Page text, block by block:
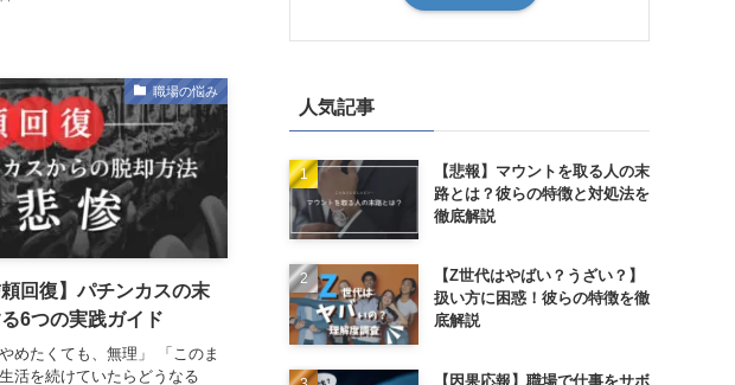
職場の悩み
頼回復】パチンカスの末
6つの実践ガイド
めたくても、無理」 「このま
活を続けていたらどうなる
人気記事
【悲報】マウントを取る人の末
路とは？彼らの特徴と対処法を
徹底解説
【Z世代はやばい？うざい？】
扱い方に困惑！彼らの特徴を徹
底解説
【因果応報】職場で仕事をサボ